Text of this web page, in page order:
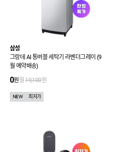
삼성
그랑데 AI 통버블 세탁기 라벤더그레이 (9
월 예약배송)
0원월19,100원
NEW 최저가